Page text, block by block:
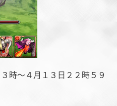
時～４月１３日２２時５９